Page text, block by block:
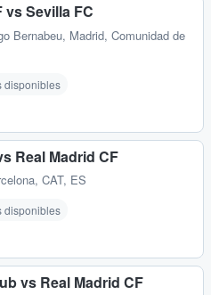
vs Sevilla FC
Bernabeu, Madrid, Comunidad de
disponibles
Real Madrid CF
CAT, ES
disponibles
vs Real Madrid CF